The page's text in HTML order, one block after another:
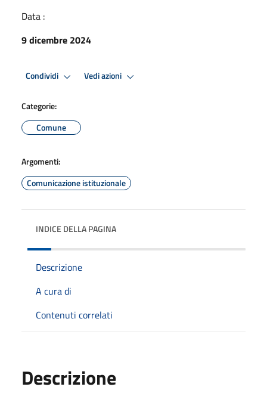
Data :
9 dicembre 2024
Condividi Vedi azioni
Categorie:
Comune
Argomenti:
Comunicazione istituzionale
INDICE DELLA PAGINA
Descrizione
A cura di
Contenuti correlati
Descrizione